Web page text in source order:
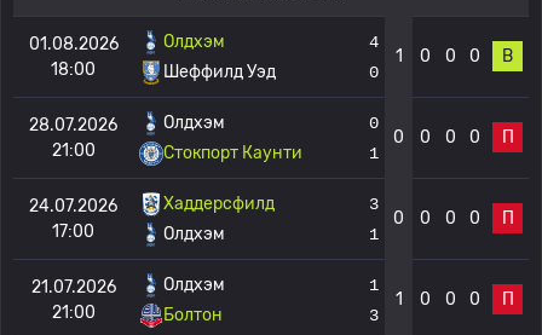
01.08.2026
18:00
Олдхэм
Шеффилд Уэд
4
0
1 0 0 0 В
28.07.2026
21:00
Олдхэм
Стокпорт Каунти
0
1
0 0 0 0 П
24.07.2026
17:00
Хаддерсфилд
Олдхэм
3
1
0 0 0 0 П
21.07.2026
21:00
Олдхэм
Болтон
1
3
1 0 0 0 П